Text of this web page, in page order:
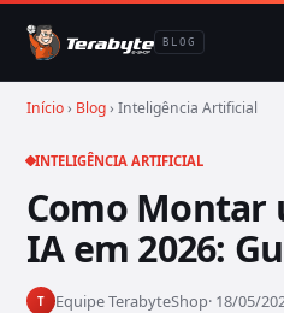
BLOG
Início› Blog› Inteligência Artificial
INTELIGÊNCIA ARTIFICIAL
Como Montar
IA em 2026:
T Equipe TerabyteShop· 18/05/